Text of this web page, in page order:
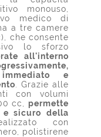
monouso,
medico di
a tre camere
che consente
lo sforzo
all'interno
e
. Grazie alle
con volumi
cc, permette
e sicuro della
con
polistirene